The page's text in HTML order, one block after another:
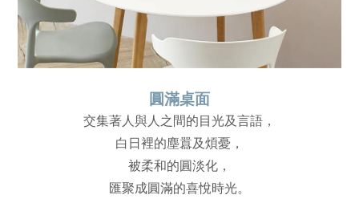
圓滿桌面
交集著人與人之間的目光及言語，
白日裡的塵囂及煩憂，
被柔和的圓淡化，
匯聚成圓滿的喜悅時光。